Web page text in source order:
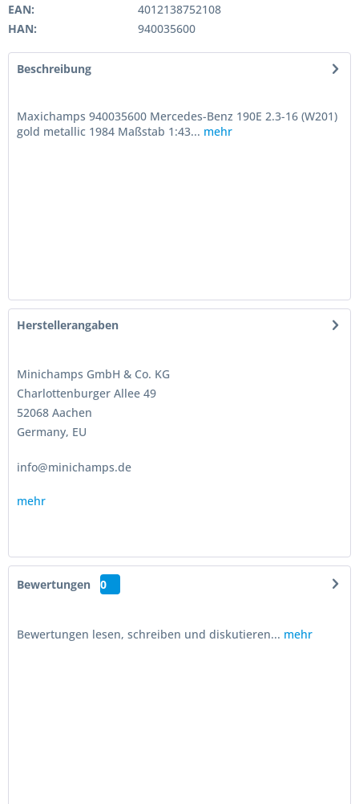
EAN:
4012138752108
HAN:
940035600
Beschreibung
Maxichamps 940035600 Mercedes-Benz 190E 2.3-16 (W201)
gold metallic 1984 Maßstab 1:43... mehr
Herstellerangaben
Minichamps GmbH & Co. KG
Charlottenburger Allee 49
52068 Aachen
Germany, EU
info@minichamps.de
mehr
Bewertungen 0
Bewertungen lesen, schreiben und diskutieren... mehr